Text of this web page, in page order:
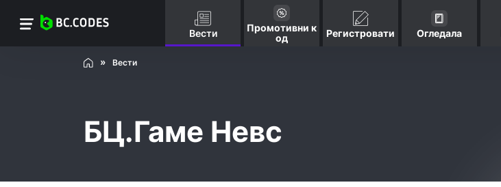
Вести
Промотивни к
од
Регистровати Огледала
Вести
БЦ.Гаме Невс